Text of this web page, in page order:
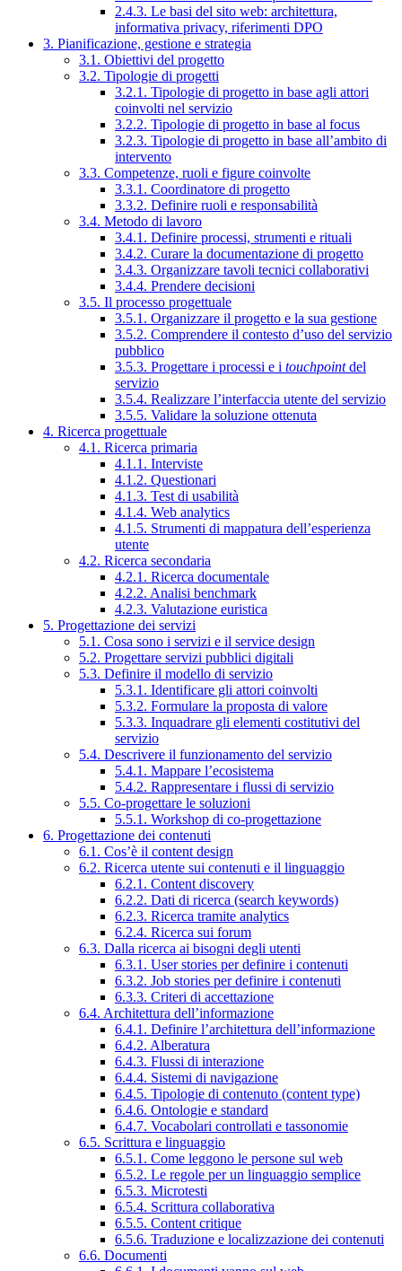
2.4.3. Le basi del sito web: architettura,
informativa privacy, riferimenti DPO
3. Pianificazione, gestione e strategia
3.1. Obiettivi del progetto
3.2. Tipologie di progetti
3.2.1. Tipologie di progetto in base agli attori
coinvolti nel servizio
3.2.2. Tipologie di progetto in base al focus
3.2.3. Tipologie di progetto in base all’ambito di
intervento
3.3. Competenze, ruoli e figure coinvolte
3.3.1. Coordinatore di progetto
3.3.2. Definire ruoli e responsabilità
3.4. Metodo di lavoro
3.4.1. Definire processi, strumenti e rituali
3.4.2. Curare la documentazione di progetto
3.4.3. Organizzare tavoli tecnici collaborativi
3.4.4. Prendere decisioni
3.5. Il processo progettuale
3.5.1. Organizzare il progetto e la sua gestione
3.5.2. Comprendere il contesto d’uso del servizio
pubblico
3.5.3. Progettare i processi e i touchpointdel
servizio
3.5.4. Realizzare l’interfaccia utente del servizio
3.5.5. Validare la soluzione ottenuta
4. Ricerca progettuale
4.1. Ricerca primaria
4.1.1. Interviste
4.1.2. Questionari
4.1.3. Test di usabilità
4.1.4. Web analytics
4.1.5. Strumenti di mappatura dell’esperienza
utente
4.2. Ricerca secondaria
4.2.1. Ricerca documentale
4.2.2. Analisi benchmark
4.2.3. Valutazione euristica
5. Progettazione dei servizi
5.1. Cosa sono i servizi e il service design
5.2. Progettare servizi pubblici digitali
5.3. Definire il modello di servizio
5.3.1. Identificare gli attori coinvolti
5.3.2. Formulare la proposta di valore
5.3.3. Inquadrare gli elementi costitutivi del
servizio
5.4. Descrivere il funzionamento del servizio
5.4.1. Mappare l’ecosistema
5.4.2. Rappresentare i flussi di servizio
5.5. Co-progettare le soluzioni
5.5.1. Workshop di co-progettazione
6. Progettazione dei contenuti
6.1. Cos’è il content design
6.2. Ricerca utente sui contenuti e il linguaggio
6.2.1. Content discovery
6.2.2. Dati di ricerca (search keywords)
6.2.3. Ricerca tramite analytics
6.2.4. Ricerca sui forum
6.3. Dalla ricerca ai bisogni degli utenti
6.3.1. User stories per definire i contenuti
6.3.2. Job stories per definire i contenuti
6.3.3. Criteri di accettazione
6.4. Architettura dell’informazione
6.4.1. Definire l’architettura dell’informazione
6.4.2. Alberatura
6.4.3. Flussi di interazione
6.4.4. Sistemi di navigazione
6.4.5. Tipologie di contenuto (content type)
6.4.6. Ontologie e standard
6.4.7. Vocabolari controllati e tassonomie
6.5. Scrittura e linguaggio
6.5.1. Come leggono le persone sul web
6.5.2. Le regole per un linguaggio semplice
6.5.3. Microtesti
6.5.4. Scrittura collaborativa
6.5.5. Content critique
6.5.6. Traduzione e localizzazione dei contenuti
6.6. Documenti